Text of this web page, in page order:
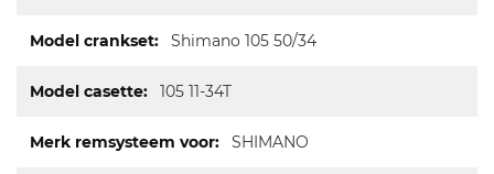
Shimano 105 50/34
105 11-34T
SHIMANO